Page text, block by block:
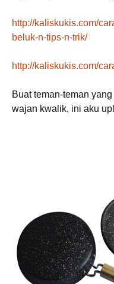
http://kaliskukis.com/
beluk-n-tips-n-trik/
http://kaliskukis.com/
Buat teman-teman
wajan kwalik, ini aku